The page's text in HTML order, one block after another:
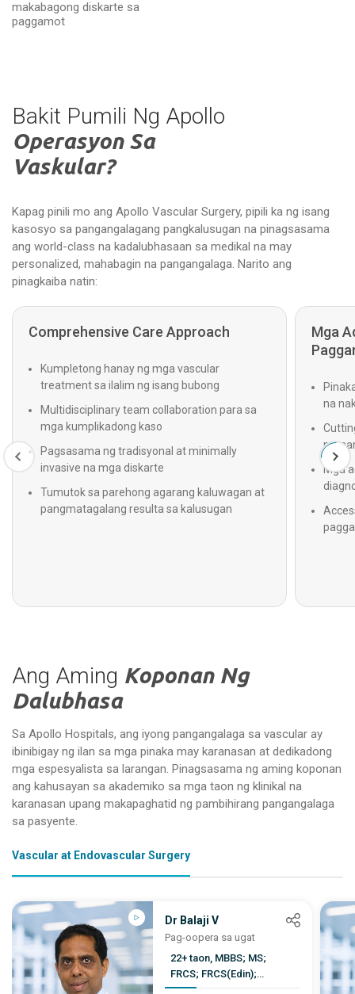
makabagong diskarte sa
paggamot
Bakit Pumili Ng Apollo
Operasyon Sa
Vaskular?
Kapag pinili mo ang Apollo Vascular Surgery, pipili ka ng isang
kasosyo sa pangangalagang pangkalusugan na pinagsasama
ang world-class na kadalubhasaan sa medikal na may
personalized, mahabagin na pangangalaga. Narito ang
pinagkaiba natin:
Comprehensive Care Approach
Kumpletong hanay ng mga vascular
treatment sa ilalim ng isang bubong
Multidisciplinary team collaboration para sa
mga kumplikadong kaso
Pagsasama ng tradisyonal at minimally
invasive na mga diskarte
Tumutok sa parehong agarang kaluwagan at
pangmatagalang resulta sa kalusugan
Mga
na
Mga
Ang Aming Koponan Ng
Dalubhasa
Sa Apollo Hospitals, ang iyong pangangalaga sa vascular ay
ibinibigay ng ilan sa mga pinaka may karanasan at dedikadong
mga espesyalista sa larangan. Pinagsasama ng aming koponan
ang kahusayan sa akademiko sa mga taon ng klinikal na
karanasan upang makapaghatid ng pambihirang pangangalaga
sa pasyente.
Vascular at Endovascular Surgery
Dr Balaji V
Pag-oopera sa ugat
22+ taon, MBBS; MS;
FRCS; FRCS(Edin);
FRCS(Gen)